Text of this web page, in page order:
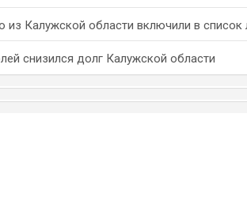
из Калужской области включили в список
снизился долг Калужской области